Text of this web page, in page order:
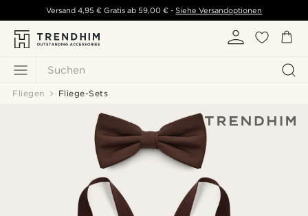
Suchen
Versand 4,95 € Gratis ab 59,00 € - Siehe Versandoptionen
Fliegen Fliege-Sets